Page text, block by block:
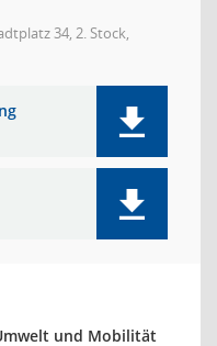
34, 2. Stock,
und Mobilität